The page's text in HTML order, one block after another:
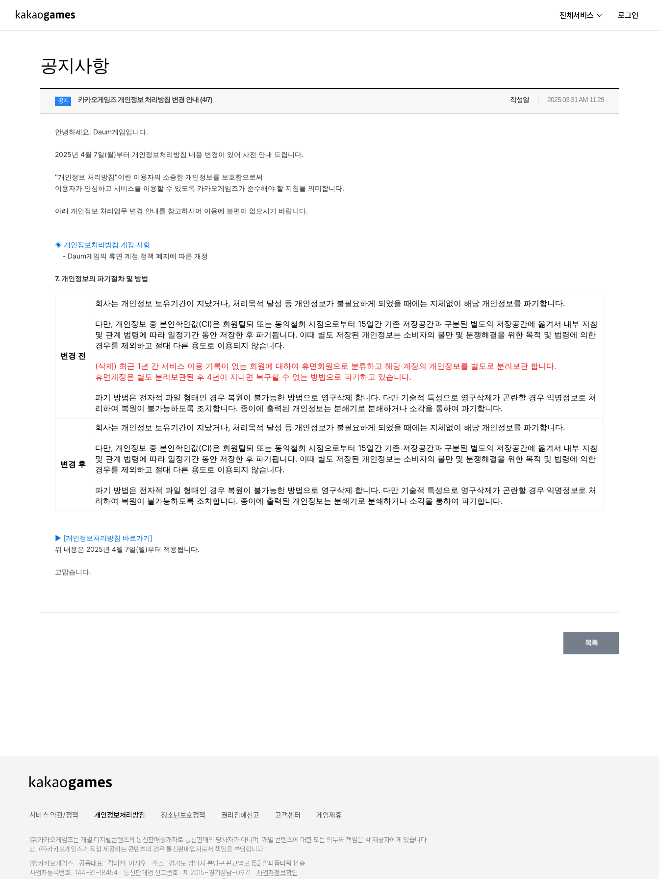
전체서비스 로그인
도깨비의세계
오딘: 발할라 라이징
아키에이지 워
패스 오브 엑자일 2
패스 오브 엑자일
SMiniz
보안센터
공지사항
공지 카카오게임즈 개인정보 처리방침 변경 안내 (4/7) 작성일 | 2025.03.31 AM 11:29
안녕하세요. Daum게임입니다.
2025년 4월 7일(월)부터 개인정보처리방침 내용 변경이 있어 사전 안내 드립니다.
"개인정보 처리방침"이란 이용자의 소중한 개인정보를 보호함으로써
이용자가 안심하고 서비스를 이용할 수 있도록 카카오게임즈가 준수해야 할 지침을 의미합니다.
아래 개인정보 처리업무 변경 안내를 참고하시어 이용에 불편이 없으시기 바랍니다.
◈ 개인정보처리방침 개정 사항
- Daum게임의 휴면 계정 정책 폐지에 따른 개정
7. 개인정보의 파기절차 및 방법
변경 전
회사는 개인정보 보유기간이 지났거나, 처리목적 달성 등 개인정보가 불필요하게 되었을 때에는 지체없이 해당 개인정보를 파기합니다.
다만, 개인정보 중 본인확인값(CI)은 회원탈퇴 또는 동의철회 시점으로부터 15일간 기존 저장공간과 구분된 별도의 저장공간에 옮겨서 내부 지침
및 관계 법령에 따라 일정기간 동안 저장한 후 파기됩니다. 이때 별도 저장된 개인정보는 소비자의 불만 및 분쟁해결을 위한 목적 및 법령에 의한
경우를 제외하고 절대 다른 용도로 이용되지 않습니다.
(삭제) 최근 1년 간 서비스 이용 기록이 없는 회원에 대하여 휴면회원으로 분류하고 해당 계정의 개인정보를 별도로 분리보관 합니다.
휴면계정은 별도 분리보관된 후 4년이 지나면 복구할 수 없는 방법으로 파기하고 있습니다.
파기 방법은 전자적 파일 형태인 경우 복원이 불가능한 방법으로 영구삭제 합니다. 다만 기술적 특성으로 영구삭제가 곤란할 경우 익명정보로 처
리하여 복원이 불가능하도록 조치합니다. 종이에 출력된 개인정보는 분쇄기로 분쇄하거나 소각을 통하여 파기합니다.
변경 후
회사는 개인정보 보유기간이 지났거나, 처리목적 달성 등 개인정보가 불필요하게 되었을 때에는 지체없이 해당 개인정보를 파기합니다.
다만, 개인정보 중 본인확인값(CI)은 회원탈퇴 또는 동의철회 시점으로부터 15일간 기존 저장공간과 구분된 별도의 저장공간에 옮겨서 내부 지침
및 관계 법령에 따라 일정기간 동안 저장한 후 파기됩니다. 이때 별도 저장된 개인정보는 소비자의 불만 및 분쟁해결을 위한 목적 및 법령에 의한
경우를 제외하고 절대 다른 용도로 이용되지 않습니다.
파기 방법은 전자적 파일 형태인 경우 복원이 불가능한 방법으로 영구삭제 합니다. 다만 기술적 특성으로 영구삭제가 곤란할 경우 익명정보로 처
리하여 복원이 불가능하도록 조치합니다. 종이에 출력된 개인정보는 분쇄기로 분쇄하거나 소각을 통하여 파기합니다.
▶ [개인정보처리방침 바로가기]
위 내용은 2025년 4월 7일(월)부터 적용됩니다.
고맙습니다.
목록
서비스 약관/정책 개인정보처리방침 청소년보호정책 권리침해신고 고객센터 게임제휴
㈜카카오게임즈는 개별 디지털콘텐츠의 통신판매중개자로 통신판매의 당사자가 아니며, 개별 콘텐츠에 대한 모든 의무와 책임은 각 제공자에게 있습니다.
단, ㈜카카오게임즈가 직접 제공하는 콘텐츠의 경우 통신판매업자로서 책임을 부담합니다.
㈜카카오게임즈 공동대표 : 김태환, 이시우 주소 : 경기도 성남시 분당구 판교역로 152 알파돔타워 14층
사업자등록번호 : 144-81-18454 통신판매업 신고번호 : 제 2015-경기성남-0971 사업자정보확인